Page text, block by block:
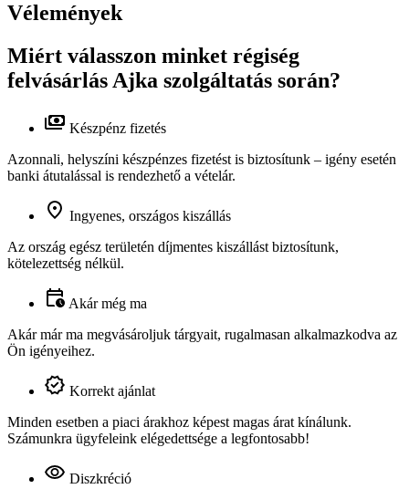
Vélemények
Miért válasszon minket régiség
felvásárlás Ajka szolgáltatás során?
Készpénz fizetés
Azonnali, helyszíni készpénzes fizetést is biztosítunk – igény esetén
banki átutalással is rendezhető a vételár.
Ingyenes, országos kiszállás
Az ország egész területén díjmentes kiszállást biztosítunk,
kötelezettség nélkül.
Akár még ma
Akár már ma megvásároljuk tárgyait, rugalmasan alkalmazkodva az
Ön igényeihez.
Korrekt ajánlat
Minden esetben a piaci árakhoz képest magas árat kínálunk.
Számunkra ügyfeleink elégedettsége a legfontosabb!
Diszkréció